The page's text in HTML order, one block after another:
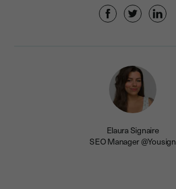
Elaura Signaire
SEO Manager @Yousign